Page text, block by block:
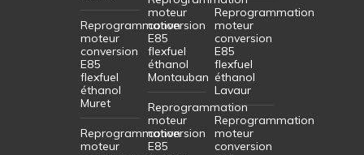
Reprogrammation
moteur
conversion
E85
flexfuel
éthanol
Muret
Reprogrammation
moteur
moteur
conversion
E85
flexfuel
éthanol
Montauban
Reprogrammation
moteur
conversion
E85
Reprogrammation
moteur
conversion
E85
flexfuel
éthanol
Lavaur
Reprogrammation
moteur
conversion